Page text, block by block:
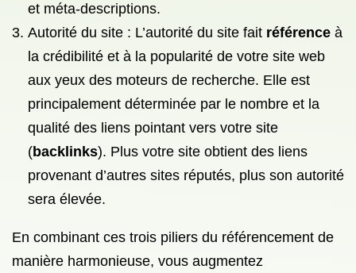
et méta-descriptions.
Autorité du site : L’autorité du site fait référence à
la crédibilité et à la popularité de votre site web
aux yeux des moteurs de recherche. Elle est
principalement déterminée par le nombre et la
qualité des liens pointant vers votre site
(backlinks). Plus votre site obtient des liens
provenant d’autres sites réputés, plus son autorité
sera élevée.
En combinant ces trois piliers du référencement de
manière harmonieuse, vous augmentez